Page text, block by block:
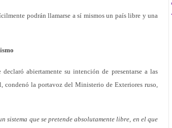
podrán llamarse a sí mismos un país libre y una
abiertamente su intención de presentarse a las
condenó la portavoz del Ministerio de Exteriores ruso,
sistema que se pretende absolutamente libre, en el que